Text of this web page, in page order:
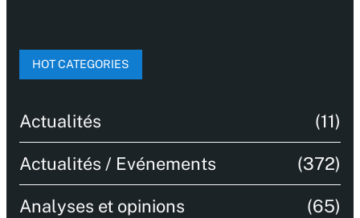
HOT CATEGORIES
Actualités (11)
Actualités / Evénements (372)
Analyses et opinions (65)